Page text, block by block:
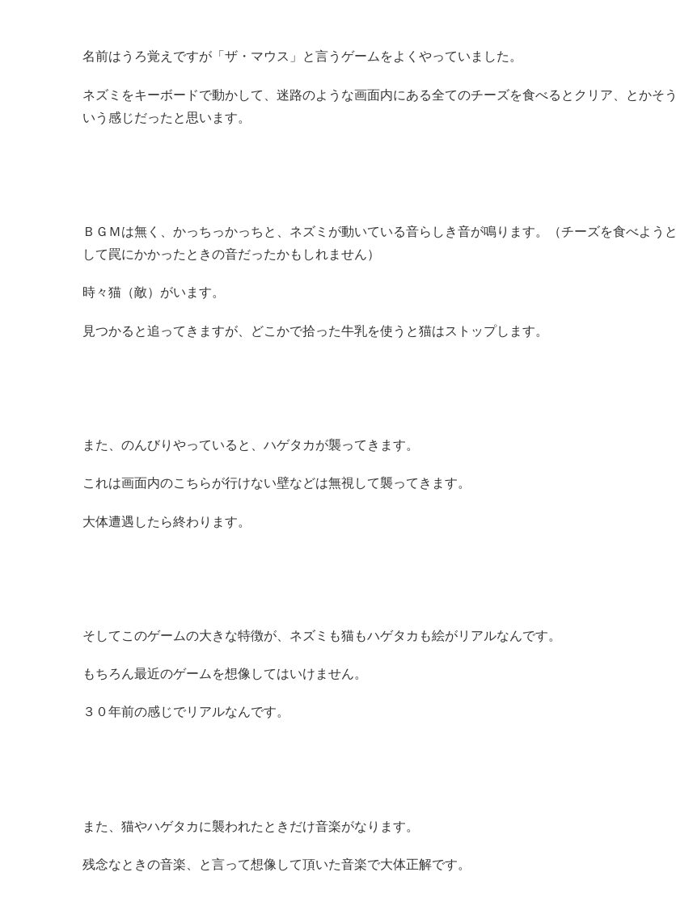
名前はうろ覚えですが「ザ・マウス」と言うゲームをよくやっていました。
ネズミをキーボードで動かして、迷路のような画面内にある全てのチーズを食べるとクリア、とかそう
いう感じだったと思います。
ＢＧＭは無く、かっちっかっちと、ネズミが動いている音らしき音が鳴ります。（チーズを食べようと
して罠にかかったときの音だったかもしれません）
時々猫（敵）がいます。
見つかると追ってきますが、どこかで拾った牛乳を使うと猫はストップします。
また、のんびりやっていると、ハゲタカが襲ってきます。
これは画面内のこちらが行けない壁などは無視して襲ってきます。
大体遭遇したら終わります。
そしてこのゲームの大きな特徴が、ネズミも猫もハゲタカも絵がリアルなんです。
もちろん最近のゲームを想像してはいけません。
３０年前の感じでリアルなんです。
また、猫やハゲタカに襲われたときだけ音楽がなります。
残念なときの音楽、と言って想像して頂いた音楽で大体正解です。